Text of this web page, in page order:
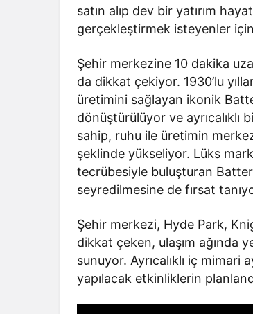
satın alıp dev bir yatırım
gerçekleştirmek isteyenler
Şehir merkezine 10 dakika
da dikkat çekiyor. 1930’lu
üretimini sağlayan ikonik
dönüştürülüyor ve ayrıcalıklı
sahip, ruhu ile üretimin
şeklinde yükseliyor. Lüks
tecrübesiyle buluşturan
seyredilmesine de fırsat
Şehir merkezi, Hyde Park,
dikkat çeken, ulaşım ağında
sunuyor. Ayrıcalıklı iç mimari
yapılacak etkinliklerin